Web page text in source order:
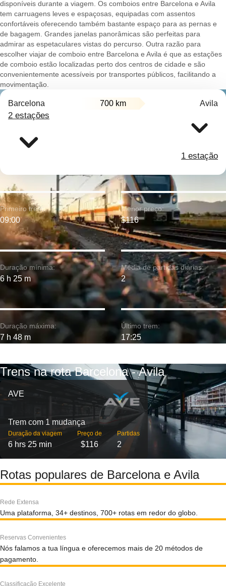
disponíveis durante a viagem. Os comboios entre Barcelona e Avila
tem carruagens leves e espaçosas, equipadas com assentos
confortáveis oferecendo também bastante espaço para as pernas e
de bagagem. Grandes janelas panorâmicas são perfeitas para
admirar as espetaculares vistas do percurso. Outra razão para
escolher viajar de comboio entre Barcelona e Avila é que as estações
de comboio estão localizadas perto dos centros de cidade e são
convenientemente acessíveis por transportes públicos, facilitando a
movimentação.
Barcelona 700 km Avila
2 estações
1 estação
Duração mínima:
6 h 25 m
Primeiro trem:
09:00
Duração máxima:
7 h 48 m
Menor preço:
$116
Média de partidas diárias:
2
Último trem:
17:25
Trens na rota Barcelona - Avila
AVE
Trem com 1 mudança
Duração da viagem
6 hrs 25 min
Preço de
$116
Partidas
2
Rotas populares de Barcelona e Avila
Rede Extensa
Uma plataforma, 34+ destinos, 700+ rotas em redor do globo.
Reservas Convenientes
Nós falamos a tua língua e oferecemos mais de 20 métodos de
pagamento.
Classificação Excelente